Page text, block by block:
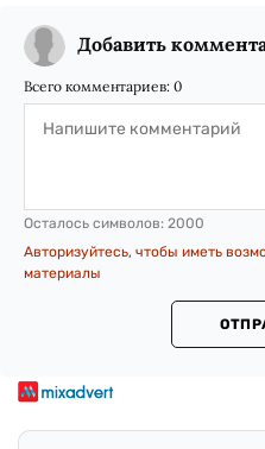
Добавить
Всего комментариев: 0
Осталось символов: 2000
Авторизуйтесь, чтобы иметь
материалы